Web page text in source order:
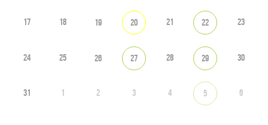
17 18 19 20 21 22 23
24 25 26 27 28 29 30
31 1 2 3 4 5 6